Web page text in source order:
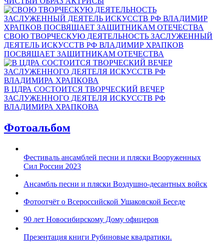
СВОЮ ТВОРЧЕСКУЮ ДЕЯТЕЛЬНОСТЬ ЗАСЛУЖЕННЫЙ
ДЕЯТЕЛЬ ИСКУССТВ РФ ВЛАДИМИР ХРАПКОВ
ПОСВЯЩАЕТ ЗАЩИТНИКАМ ОТЕЧЕСТВА
В ЦДРА СОСТОИТСЯ ТВОРЧЕСКИЙ ВЕЧЕР
ЗАСЛУЖЕННОГО ДЕЯТЕЛЯ ИСКУССТВ РФ
ВЛАДИМИРА ХРАПКОВА
Фотоальбом
Фестиваль ансамблей песни и пляски Вооруженных
Сил России 2023
Ансамбль песни и пляски Воздушно-десантных войск
Фотоотчёт о Всероссийской Ушаковской Беседе
90 лет Новосибирскому Дому офицеров
Презентация книги Рубиновые квадратики.